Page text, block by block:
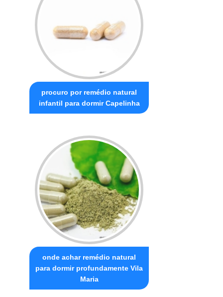
procuro por remédio natural
infantil para dormir Capelinha
onde achar remédio natural
para dormir profundamente Vila
Maria